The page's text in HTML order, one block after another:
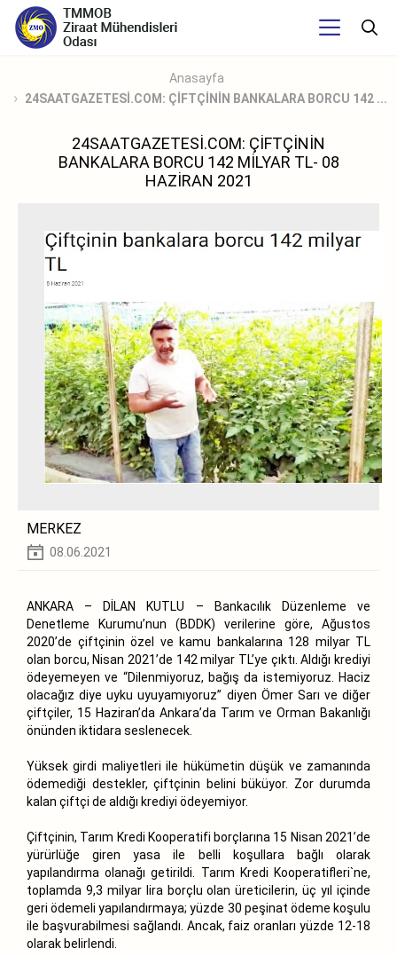
Anasayfa
24SAATGAZETESİ.COM: ÇİFTÇİNİN BANKALARA BORCU 142 ...
24SAATGAZETESİ.COM: ÇİFTÇİNİN
BANKALARA BORCU 142 MİLYAR TL- 08
HAZİRAN 2021
MERKEZ
08.06.2021
ANKARA – DİLAN KUTLU – Bankacılık Düzenleme ve
Denetleme Kurumu’nun (BDDK) verilerine göre, Ağustos
2020’de çiftçinin özel ve kamu bankalarına 128 milyar TL
olan borcu, Nisan 2021’de 142 milyar TL’ye çıktı. Aldığı krediyi
ödeyemeyen ve “Dilenmiyoruz, bağış da istemiyoruz. Haciz
olacağız diye uyku uyuyamıyoruz” diyen Ömer Sarı ve diğer
çiftçiler, 15 Haziran’da Ankara’da Tarım ve Orman Bakanlığı
önünden iktidara seslenecek.
Yüksek girdi maliyetleri ile hükümetin düşük ve zamanında
ödemediği destekler, çiftçinin belini büküyor. Zor durumda
kalan çiftçi de aldığı krediyi ödeyemiyor.
Çiftçinin, Tarım Kredi Kooperatifi borçlarına 15 Nisan 2021’de
yürürlüğe giren yasa ile belli koşullara bağlı olarak
yapılandırma olanağı getirildi. Tarım Kredi Kooperatifleri`ne,
toplamda 9,3 milyar lira borçlu olan üreticilerin, üç yıl içinde
geri ödemeli yapılandırmaya; yüzde 30 peşinat ödeme koşulu
ile başvurabilmesi sağlandı. Ancak, faiz oranları yüzde 12-18
olarak belirlendi.